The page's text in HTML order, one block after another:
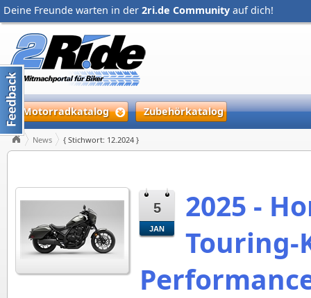
Deine Freunde warten in der 2ri.de Community auf dich!
Motorradkatalog Zubehörkatalog
News { Stichwort: 12.2024 }
5
JAN
2025 -